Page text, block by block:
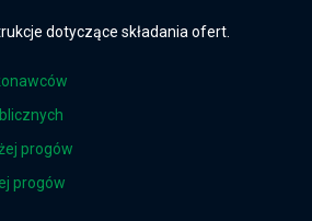
dotyczące składania ofert.
progów
progów